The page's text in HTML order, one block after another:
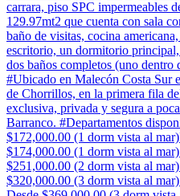
carrara, piso SPC impermeables
129.97mt2 que cuenta con sala
baño de visitas, cocina
escritorio, un dormitorio
dos baños completos (uno
#Ubicado en Malecón Costa Sur
de Chorrillos, en la primera fila
exclusiva, privada y segura a
Barranco. #Departamentos
$172,000.00 (1 dorm vista al
$174,000.00 (1 dorm vista al
$251,000.00 (2 dorm vista al
$320,000.00 (3 dorm vista al